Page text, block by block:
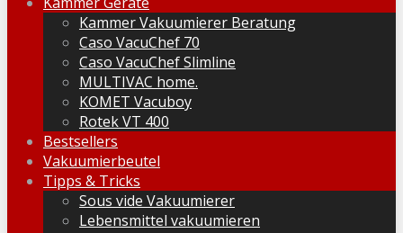
Kammer Vakuumierer Beratung
Caso VacuChef 70
Caso VacuChef Slimline
MULTIVAC home.
KOMET Vacuboy
Rotek VT 400
Bestsellers
Vakuumierbeutel
Tipps & Tricks
Sous vide Vakuumierer
Lebensmittel vakuumieren